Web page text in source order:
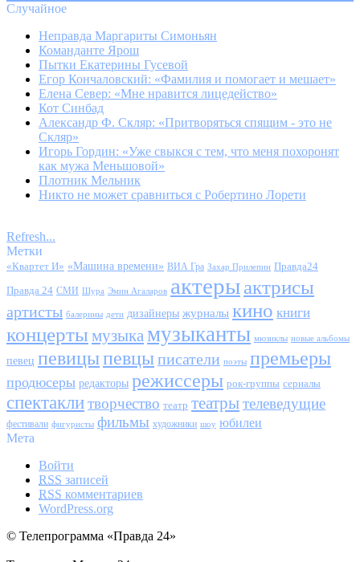
Случайное
Неправда Маргариты Симоньян
Команданте Ярош
Пытки Екатерины Гусевой
Егор Кончаловский: «Фамилия и помогает и мешает»
Елена Север: «Мне нравится лицедейство»
Кот Синбад
Александр Ф. Скляр: «Притворяться спящим - это не
Скляр»
Игорь Гордин: «Уже свыкся с тем, что меня похоронят
как мужа Меньшовой»
Плотник Мельник
Никто не может сравниться с Робертино Лорети
Refresh...
Метки
«Квартет И» «Машина времени» ВИА Гра Захар Прилепин Правда24
Правда 24 СМИ Шура Эмин Агаларов актерыактрисы
артисты балерины дети дизайнеры журналы кино книги
концерты музыка музыканты мюзиклы новые альбомы
певец певицыпевцыписатели поэты премьеры
продюсеры редакторы режиссеры рок-группы сериалы
спектаклитворчество театр театрытелеведущие
фестивали фигуристы фильмы художники шоу юбилеи
Мета
Войти
RSS записей
RSS комментариев
WordPress.org
© Телепрограмма «Правда 24»